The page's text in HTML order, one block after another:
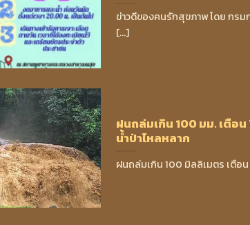
ข่าวดีของคนรักสุขภาพ โดย กร
[...]
ฝนถล่มเกิน 100 มม. เตือ
น้ำป่าไหลหลาก
ฝนถล่มเกิน 100 มิลลิเมตร เตือน